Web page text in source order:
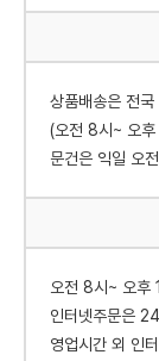
상품배송은 전
(오전 8시~ 오
문건은 익일 오
오전 8시~ 오후
인터넷주문은
영업시간 외 인